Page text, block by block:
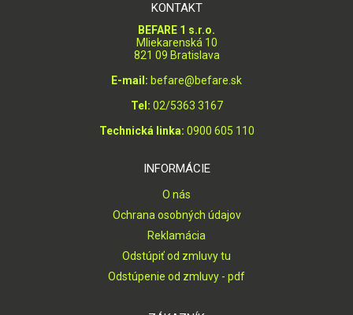
KONTAKT
BEFARE 1 s.r.o.
Mliekarenská 10
821 09 Bratislava
E-mail: befare@befare.sk
Tel: 02/5363 3167
Technická linka: 0900 605 110
INFORMÁCIE
O nás
Ochrana osobných údajov
Reklamácia
Odstúpiť od zmluvy tu
Odstúpenie od zmluvy - pdf